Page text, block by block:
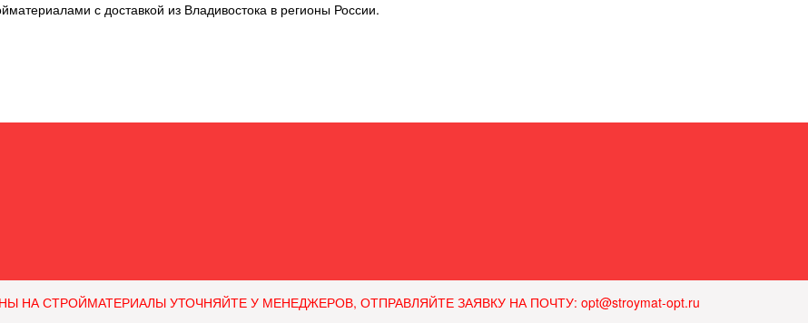
с доставкой из Владивостока в регионы России.
НА СТРОЙМАТЕРИАЛЫ УТОЧНЯЙТЕ У МЕНЕДЖЕРОВ, ОТПРАВЛЯЙТЕ ЗАЯВКУ НА ПОЧТУ: opt@stroymat-opt.ru